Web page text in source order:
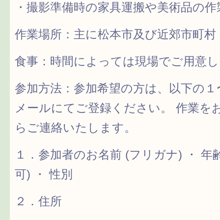
・撮影準備時の家具運搬や美術品の
作業場所：主に松本市及び近郊市町村
食事：時間によっては現場でご用意
参加方法：参加希望の方は、以下の
メールにてご登録ください。 作業を
らご連絡いたします。
１．参加者のお名前 (フリガナ) ・ 年
可) ・ 性別
２．住所